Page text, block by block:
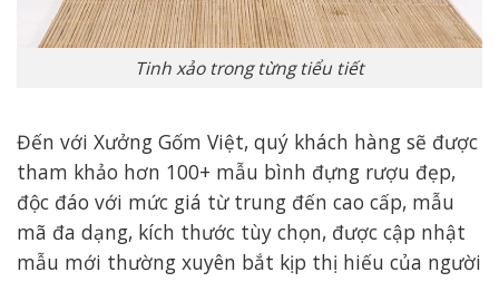
Tinh xảo trong từng tiểu tiết
Đến với Xưởng Gốm Việt, quý khách hàng sẽ được
tham khảo hơn 100+ mẫu bình đựng rượu đẹp,
độc đáo với mức giá từ trung đến cao cấp, mẫu
mã đa dạng, kích thước tùy chọn, được cập nhật
mẫu mới thường xuyên bắt kịp thị hiếu của người